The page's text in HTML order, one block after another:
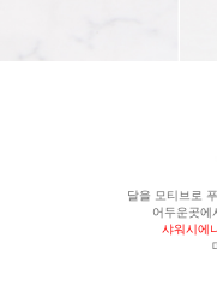
달을 모티브로
어두운곳에
샤워시에